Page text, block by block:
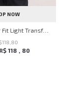
NOW
Polo Regular Fit Light Transfer Bege Médio John John Masculina
118 80
R$ 118 80